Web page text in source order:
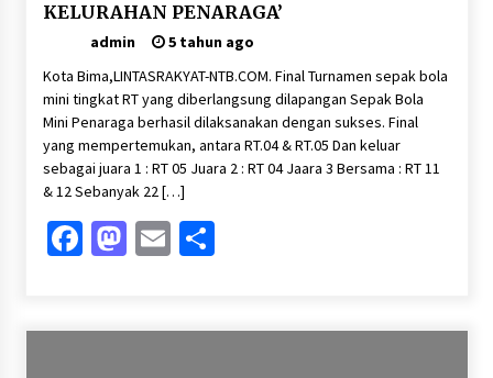
KELURAHAN PENARAGA’
admin
5 tahun ago
Kota Bima,LINTASRAKYAT-NTB.COM. Final Turnamen sepak bola
mini tingkat RT yang diberlangsung dilapangan Sepak Bola
Mini Penaraga berhasil dilaksanakan dengan sukses. Final
yang mempertemukan, antara RT.04 & RT.05 Dan keluar
sebagai juara 1 : RT 05 Juara 2 : RT 04 Jaara 3 Bersama : RT 11
& 12 Sebanyak 22 […]
Facebook
Mastodon
EmailShare